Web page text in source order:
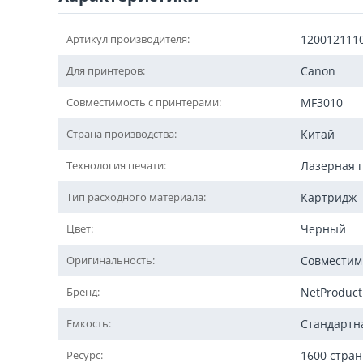
Артикул производителя:
Для принтеров: Canon
Совместимость с принтерами: MF3010
Страна производства: Китай
Технология печати: Лазерная
Тип расходного материала: Картридж
Цвет: Черный
Оригинальность:
Бренд: NetProduct
Емкость:
Ресурс: 1600